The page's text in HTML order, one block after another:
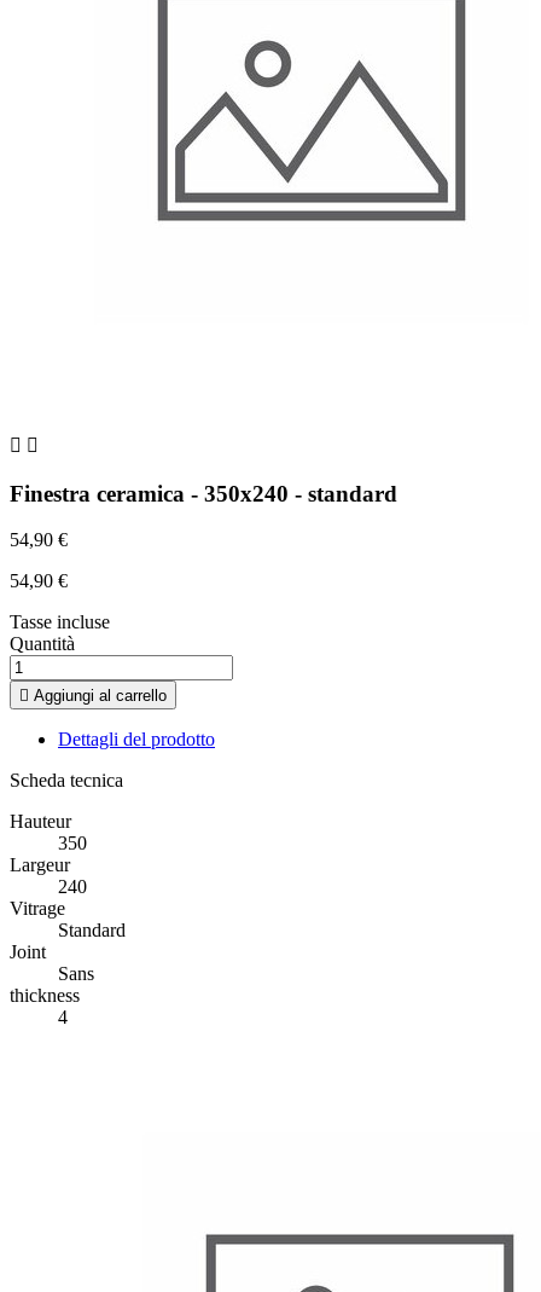
 
Finestra ceramica - 350x240 - standard
54,90 €
54,90 €
Tasse incluse
Quantità
 Aggiungi al carrello
Dettagli del prodotto
Scheda tecnica
Hauteur
350
Largeur
240
Vitrage
Standard
Joint
Sans
thickness
4